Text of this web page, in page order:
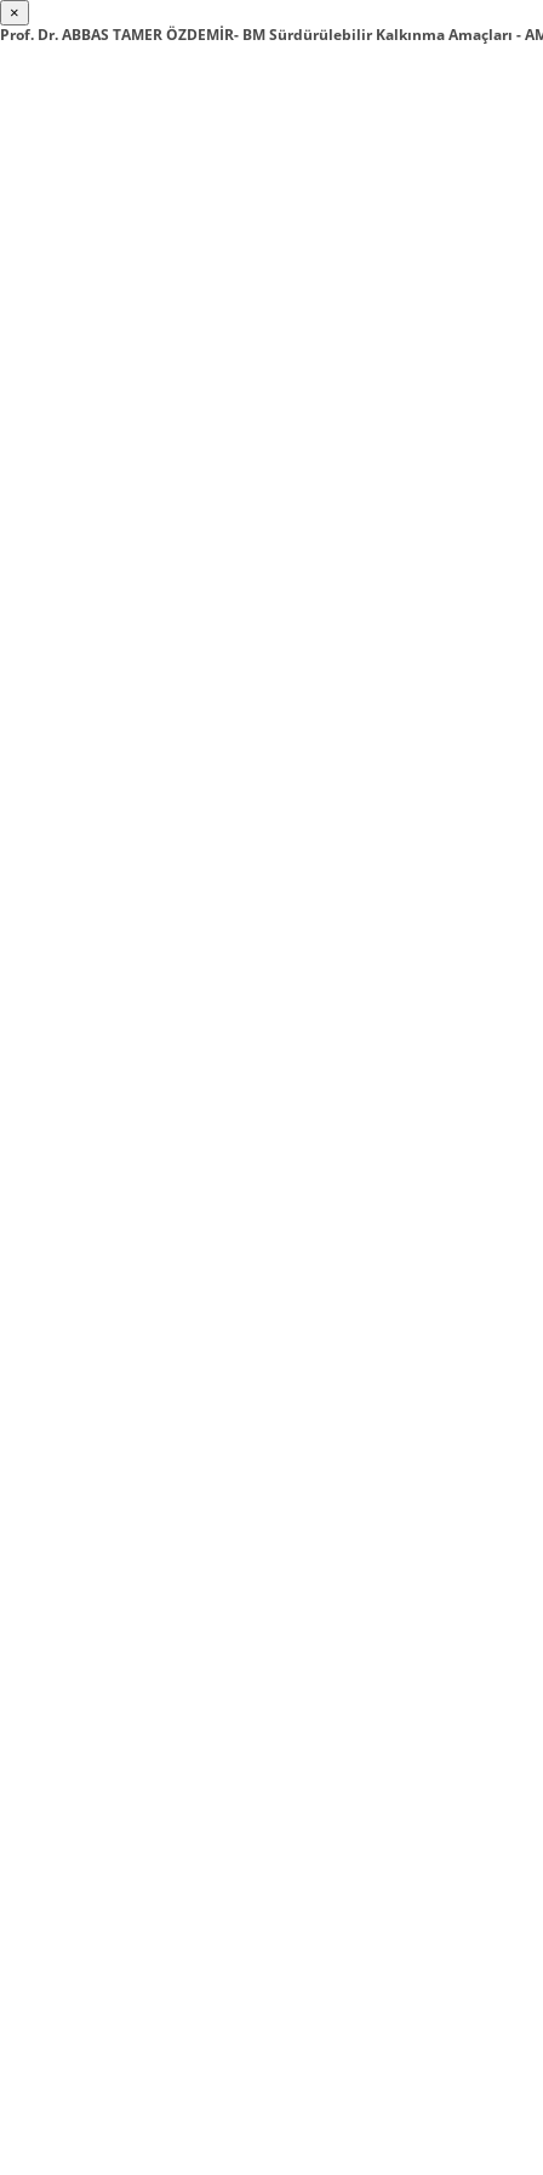
×
Prof. Dr. ABBAS TAMER ÖZDEMİR- BM Sürdürülebilir Kalkınma Amaçları -